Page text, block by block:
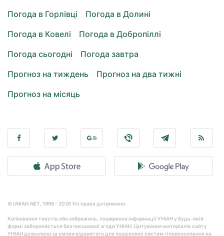
Погода в Горлівці
Погода в Долині
Погода в Ковелі
Погода в Добропіллі
Погода сьогодні
Погода завтра
Прогноз на тиждень
Прогноз на два тижні
Прогноз на місяць
© UNIAN.NET, 1998 - 2026 Усі права дотримано.
Копіювання текстів або зображень, поширення інформації УНІАН у будь-якій
формі забороняється без письмової згоди УНІАН. Цитування матеріалів сайту
УНІАН дозволено за умови відкритого для пошукових систем гіперпосилання на